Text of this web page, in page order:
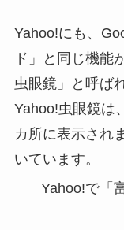
Yahoo!にも、
ド」
と同じ機能
虫眼鏡」
と呼ば
Yahoo!虫眼鏡は
カ所に表示され
いています。
Yahoo!で「